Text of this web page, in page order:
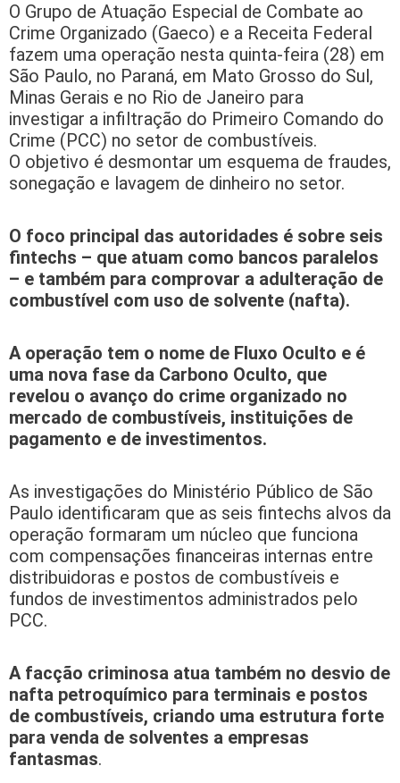
O Grupo de Atuação Especial de Combate ao
Crime Organizado (Gaeco) e a Receita Federal
fazem uma operação nesta quinta-feira (28) em
São Paulo, no Paraná, em Mato Grosso do Sul,
Minas Gerais e no Rio de Janeiro para
investigar a infiltração do Primeiro Comando do
Crime (PCC) no setor de combustíveis.
O objetivo é desmontar um esquema de fraudes,
sonegação e lavagem de dinheiro no setor.
O foco principal das autoridades é sobre seis
fintechs – que atuam como bancos paralelos
– e também para comprovar a adulteração de
combustível com uso de solvente (nafta).
A operação tem o nome de Fluxo Oculto e é
uma nova fase da Carbono Oculto, que
revelou o avanço do crime organizado no
mercado de combustíveis, instituições de
pagamento e de investimentos.
As investigações do Ministério Público de São
Paulo identificaram que as seis fintechs alvos da
operação formaram um núcleo que funciona
com compensações financeiras internas entre
distribuidoras e postos de combustíveis e
fundos de investimentos administrados pelo
PCC.
A facção criminosa atua também no desvio de
nafta petroquímico para terminais e postos
de combustíveis, criando uma estrutura forte
para venda de solventes a empresas
fantasmas.